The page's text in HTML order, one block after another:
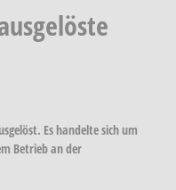
Es handelte sich um
Betrieb an der